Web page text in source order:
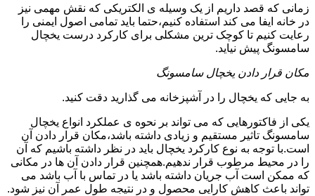
زمانی که قصد داریم از یک وسیله ی الکتریکی که نقش مهمی نیز
در خانه ایفا می کند استفاده کنیم،حتما باید تمامی اصول ایمنی را
رعایت کنیم تا کوچک ترین مشکلی برای کارکرد درست یخچال
سامسونگ پیش نیاید.
مکان قرار دادن یخچال سامسونگ
به جایی که یخچال را در آشپزخانه می گذارید دقت کنید.
یکی از فاکتورهایی که می تواند بر نحوه ی عملکرد انواع یخچال
سامسونگ تاثیر مستقیم و زیادی داشته باشد،مکان قرار دادن آن
است.با توجه به نوع کارکرد یخچال باید در نظر داشته باشیم که آن
را در محیط مرطوب قرار ندهیم.همچنین قرار دادن آن ها در مکانی
که ممکن است آب جریان داشته باشد یا در تماس با آب باشد می
تواند باعث کاهش کارایی محصول و در نتیجه طول عمر آن نیز شود.